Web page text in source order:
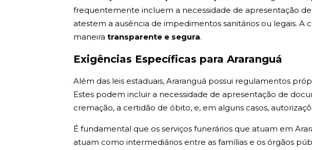
frequentemente incluem a necessidade de apresentação
atestem a ausência de impedimentos sanitários ou legais.
maneira transparente e segura.
Exigências Específicas para Araranguá
Além das leis estaduais, Araranguá possui regulamentos
Estes podem incluir a necessidade de apresentação de
cremação, a certidão de óbito, e, em alguns casos,
É fundamental que os serviços funerários que atuam em
atuam como intermediários entre as famílias e os órgãos